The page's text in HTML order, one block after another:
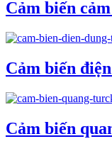
Cảm biến
Cảm biến
Cảm biến